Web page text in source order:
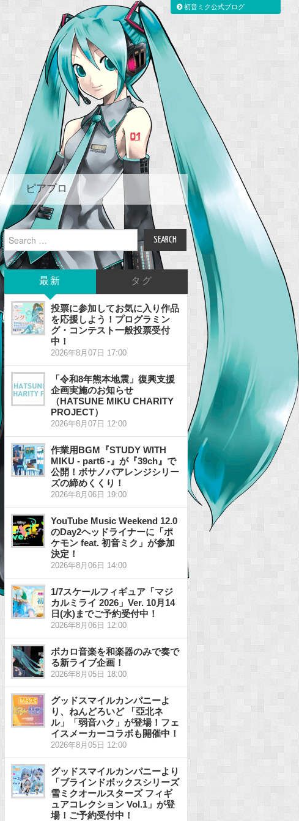
ピアプロ
Search
for:
最新 タグ
投票に参加してお気に入り作品
を応援しよう！プログラミン
グ・コンテスト一般投票受付
中！
2026年8月07日 17:00
「令和8年熊本地震」復興支援
企画実施のお知らせ
（HATSUNE MIKU CHARITY
PROJECT）
2026年8月07日 12:00
作業用BGM『STUDY WITH
MIKU - part6 -』が『39ch』で
公開！ボサノバアレンジシリー
ズの締めくくり！
2026年8月06日 19:00
YouTube Music Weekend 12.0
のDay2ヘッドライナーに「ポ
ケモン feat. 初音ミク」が参加
決定！
2026年8月06日 14:00
1/7スケールフィギュア「マジ
カルミライ 2026」Ver. 10月14
日(水)までご予約受付中！
2026年8月06日 12:00
ボカロ音楽を和楽器のみで奏で
る新ライブ企画！
2026年8月05日 18:00
グッドスマイルカンパニーよ
り、ねんどろいど 「亞北ネ
ル」「弱音ハク」が登場！フェ
イスメーカーコラボも開催中！
2026年8月05日 12:00
グッドスマイルカンパニーより
「ブラインドボックスシリーズ
雪ミクオールスターズ フィギ
ュアコレクション Vol.1」が登
場！ご予約受付中！
初音ミク公式ブログ